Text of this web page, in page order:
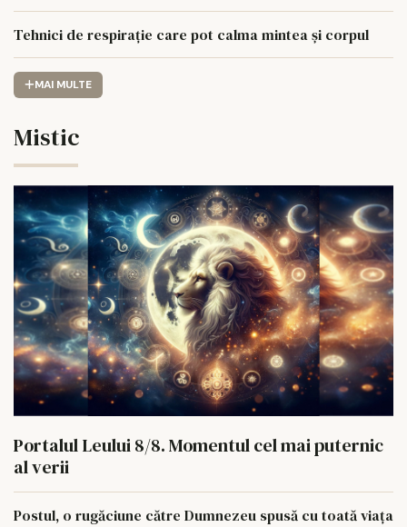
Tehnici de respirație care pot calma mintea și corpul
MAI MULTE
Mistic
Portalul Leului 8/8. Momentul cel mai puternic
al verii
Postul, o rugăciune către Dumnezeu spusă cu toată viața